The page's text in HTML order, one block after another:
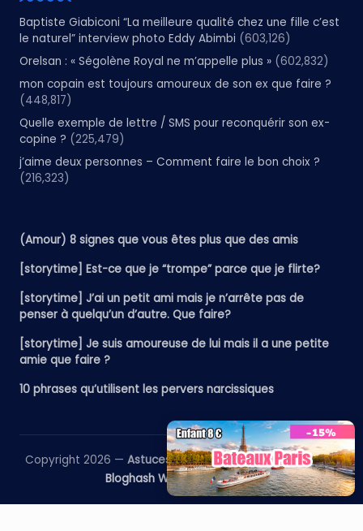
Baptiste Giabiconi “La meilleure qualité chez une fille c’est
le naturel” interview photo Eddy Abimbi (603,126)
Orelsan : « Ségolène Royal ne m’appelle plus » (602,832)
mon copain est toujours amoureux de son ex que faire ?
(448,817)
Quelle exemple de lettre / SMS pour reconquérir son ex-
copine ? (225,479)
j’aime deux personnes – Comment faire le bon choix ?
(216,323)
(Amour) 8 signes que vous êtes plus que des amis
[storytime] Est-ce que je “trompe” parce que je flirte?
[storytime] J’ai un petit ami mais je n’arrête pas de
penser à quelqu’un d’autre. Que faire?
[storytime] Je suis amoureuse de lui mais il a une petite
amie que faire ?
10 phrases qu’utilisent les pervers narcissiques
Copyright 2026 — Astuces Bons Plans. All rights reserved.
Bloghash WordPress Theme